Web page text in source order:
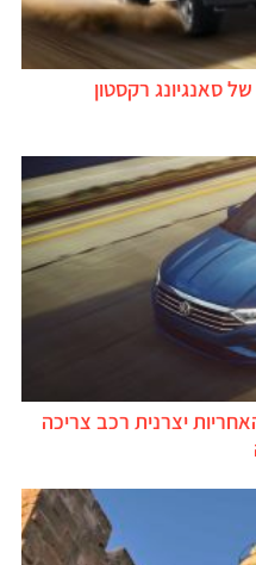
סאנגיונג רקסטון
יצרנית רכב צריכה